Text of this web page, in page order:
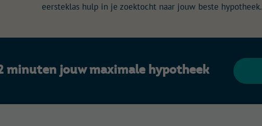
eersteklas hulp in je zoektocht naar jouw beste hypotheek.
minuten jouw maximale hypotheek